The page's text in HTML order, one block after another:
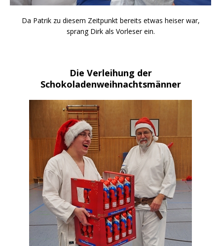
Da Patrik zu diesem Zeitpunkt bereits etwas heiser war,
sprang Dirk als Vorleser ein.
Die Verleihung der
Schokoladenweihnachtsmänner